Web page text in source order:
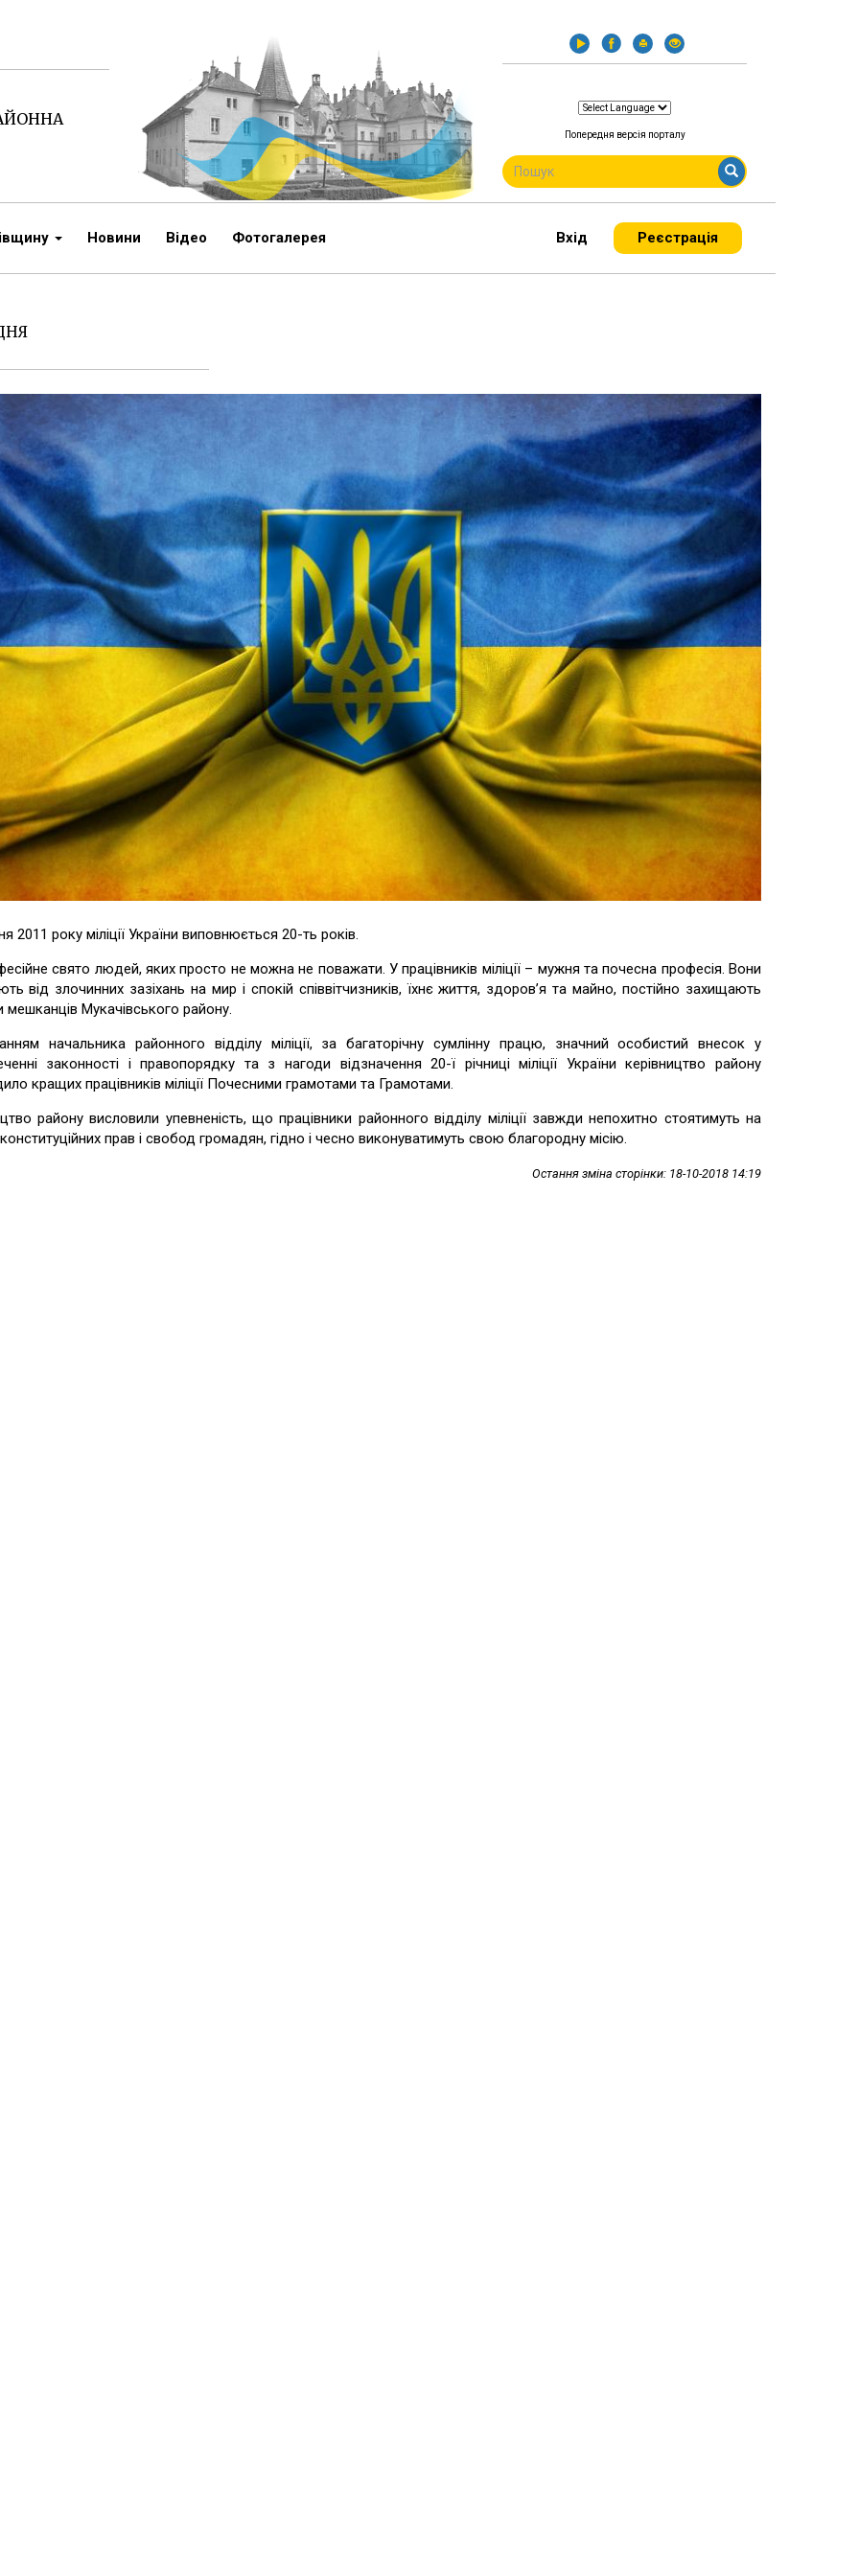
Попередня версія порталу
ПОШУКОВА
ФОРМА
Пошук
Вхід
Реєстрація
Новини Відео Фотогалерея
2011 року міліції України виповнюється 20-ть років.
свято людей, яких просто не можна не поважати. У працівників міліції – мужня та почесна професія. Вони
від злочинних зазіхань на мир і спокій співвітчизників, їхнє життя, здоров’я та майно, постійно захищають
мешканців Мукачівського району.
начальника районного відділу міліції, за багаторічну сумлінну працю, значний особистий внесок у
законності і правопорядку та з нагоди відзначення 20-ї річниці міліції України керівництво району
кращих працівників міліції Почесними грамотами та Грамотами.
району висловили упевненість, що працівники районного відділу міліції завжди непохитно стоятимуть на
конституційних прав і свобод громадян, гідно і чесно виконуватимуть свою благородну місію.
Остання зміна сторінки: 18-10-2018 14:19